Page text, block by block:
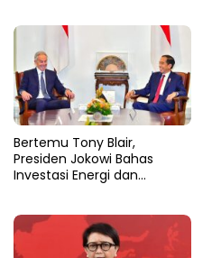
Bertemu Tony Blair,
Presiden Jokowi Bahas
Investasi Energi dan